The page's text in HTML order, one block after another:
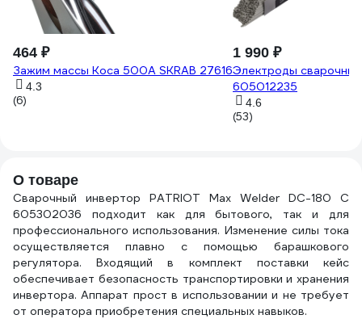
464 ₽
Зажим массы Коса 500А SKRAB 27616
4.3
(6)
1 990 ₽
Электроды
605012235
4.6
(53)
О товаре
Сварочный инвертор PATRIOT Max Welder DC-180 C
605302036 подходит как для бытового, так и для
профессионального использования. Изменение силы тока
осуществляется плавно с помощью барашкового
регулятора. Входящий в комплект поставки кейс
обеспечивает безопасность транспортировки и хранения
инвертора. Аппарат прост в использовании и не требует
от оператора приобретения специальных навыков.